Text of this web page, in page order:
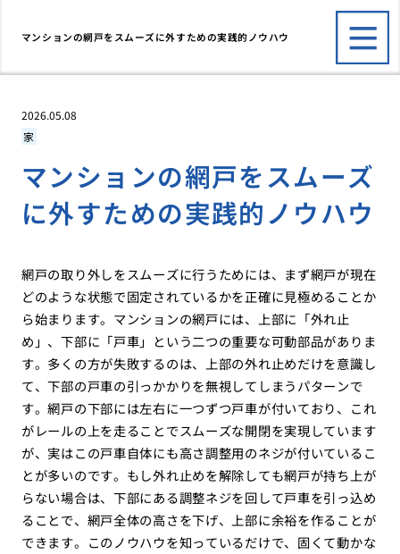
マンションの網戸をスムーズに外すための実践的ノウハウ
2026.05.08
家
マンションの網戸をスムーズ
に外すための実践的ノウハウ
網戸の取り外しをスムーズに行うためには、まず網戸が現在
どのような状態で固定されているかを正確に見極めることか
ら始まります。マンションの網戸には、上部に「外れ止
め」、下部に「戸車」という二つの重要な可動部品がありま
す。多くの方が失敗するのは、上部の外れ止めだけを意識し
て、下部の戸車の引っかかりを無視してしまうパターンで
す。網戸の下部には左右に一つずつ戸車が付いており、これ
がレールの上を走ることでスムーズな開閉を実現しています
が、実はこの戸車自体にも高さ調整用のネジが付いているこ
とが多いのです。もし外れ止めを解除しても網戸が持ち上が
らない場合は、下部にある調整ネジを回して戸車を引っ込め
ることで、網戸全体の高さを下げ、上部に余裕を作ることが
できます。このノウハウを知っているだけで、固くて動かな